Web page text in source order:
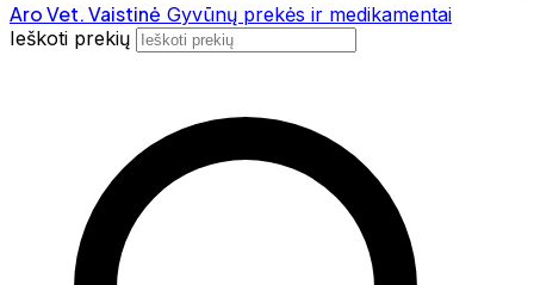
Aro Vet. Vaistinė Gyvūnų prekės ir medikamentai
Ieškoti prekių